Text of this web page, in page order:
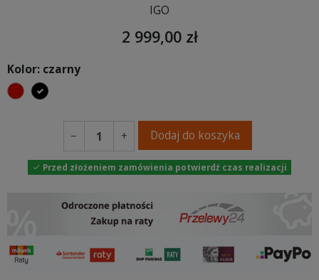
IGO
2 999,00 zł
Kolor: czarny
czerwony
czarny
− + Dodaj do koszyka
 Przed złożeniem zamówienia potwierdź czas realizacji